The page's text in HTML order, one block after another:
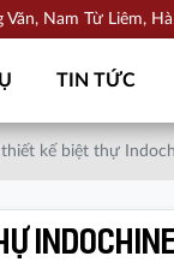
Nam Từ Liêm,
TIN TỨC
kế biệt thự